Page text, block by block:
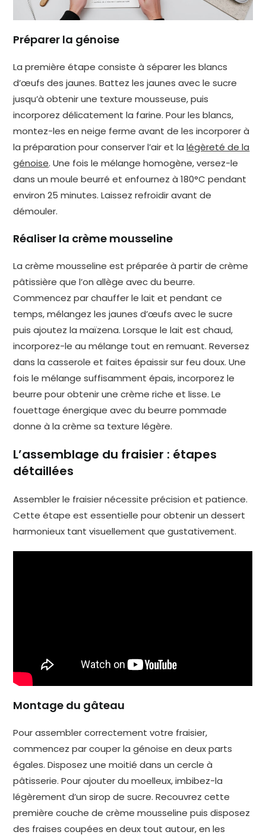
Préparer la génoise
La première étape consiste à séparer les blancs
d’œufs des jaunes. Battez les jaunes avec le sucre
jusqu’à obtenir une texture mousseuse, puis
incorporez délicatement la farine. Pour les blancs,
montez-les en neige ferme avant de les incorporer à
la préparation pour conserver l’air et lalégèreté de la
génoise. Une fois le mélange homogène, versez-le
dans un moule beurré et enfournez à 180°C pendant
environ 25 minutes. Laissez refroidir avant de
démouler.
Réaliser la crème mousseline
La crème mousseline est préparée à partir de crème
pâtissière que l’on allège avec du beurre.
Commencez par chauffer le lait et pendant ce
temps, mélangez les jaunes d’œufs avec le sucre
puis ajoutez la maïzena. Lorsque le lait est chaud,
incorporez-le au mélange tout en remuant. Reversez
dans la casserole et faites épaissir sur feu doux. Une
fois le mélange suffisamment épais, incorporez le
beurre pour obtenir une crème riche et lisse. Le
fouettage énergique avec du beurre pommade
donne à la crème sa texture légère.
L’assemblage du fraisier : étapes
détaillées
Assembler le fraisier nécessite précision et patience.
Cette étape est essentielle pour obtenir un dessert
harmonieux tant visuellement que gustativement.
Montage du gâteau
Pour assembler correctement votre fraisier,
commencez par couper la génoise en deux parts
égales. Disposez une moitié dans un cercle à
pâtisserie. Pour ajouter du moelleux, imbibez-la
légèrement d’un sirop de sucre. Recouvrez cette
première couche de crème mousseline puis disposez
des fraises coupées en deux tout autour, en les